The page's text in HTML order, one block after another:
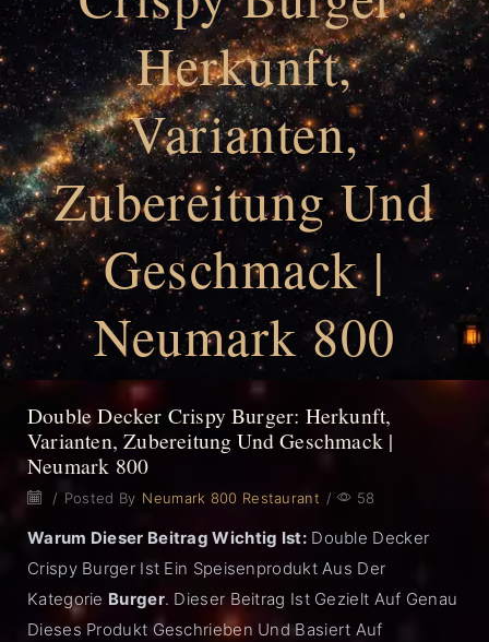
Herkunft,
Varianten,
Zubereitung Und
Geschmack |
Neumark 800
Double Decker Crispy Burger: Herkunft,
Varianten, Zubereitung Und Geschmack |
Neumark 800
/ Posted By Neumark 800 Restaurant / 58
Warum Dieser Beitrag Wichtig Ist:Double Decker
Crispy Burger Ist Ein Speisenprodukt Aus Der
Kategorie Burger. Dieser Beitrag Ist Gezielt Auf Genau
Dieses Produkt Geschrieben Und Basiert Auf